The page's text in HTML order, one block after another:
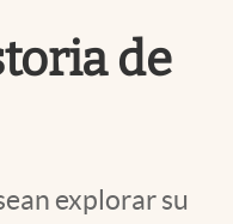
de
explorar su